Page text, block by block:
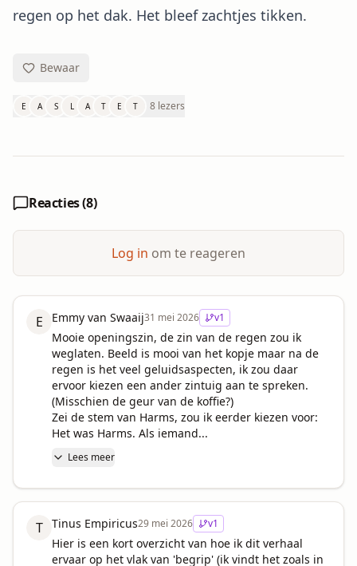
regen op het dak. Het bleef zachtjes tikken.
Bewaar
E A S L A T E T 8 lezers
Reacties (8)
Log in om te reageren
E Emmy van Swaaij31 mei 2026 v1
Mooie openingszin, de zin van de regen zou ik
weglaten. Beeld is mooi van het kopje maar na de
regen is het veel geluidsaspecten, ik zou daar
ervoor kiezen een ander zintuig aan te spreken.
(Misschien de geur van de koffie?)
Zei de stem van Harms, zou ik eerder kiezen voor:
Het was Harms. Als iemand...
Lees meer
T Tinus Empiricus29 mei 2026 v1
Hier is een kort overzicht van hoe ik dit verhaal
ervaar op het vlak van 'begrip' (ik vindt het zoals in